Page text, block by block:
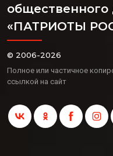
«ПАТРИОТЫ
© 2006-2026
Полное или частичное
ссылкой на сайт